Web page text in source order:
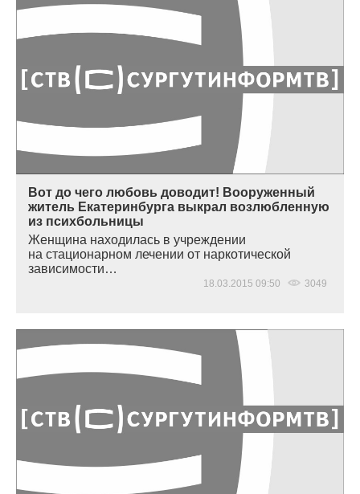
Вот до чего любовь доводит! Вооруженный
житель Екатеринбурга выкрал возлюбленную
из психбольницы
Женщина находилась в учреждении
на стационарном лечении от наркотической
зависимости…
18.03.2015 09:50 3049